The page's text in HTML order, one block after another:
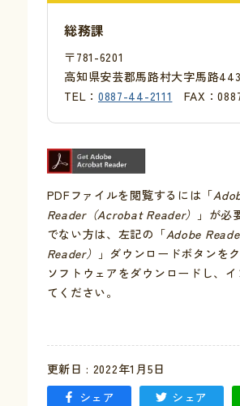
総務課
〒781-6201
高知県安芸郡馬路村大字馬路
TEL： 0887-44-2111 FAX：
PDFファイルを閲覧するには「
Reader（Acrobat Reader） 」が必
でない方は、左記の「Adobe
Reader） 」ダウンロードボタンを
ソフトウェアをダウンロードし、
てください。
更新日 : 2022年1月5日
シェア
シェア